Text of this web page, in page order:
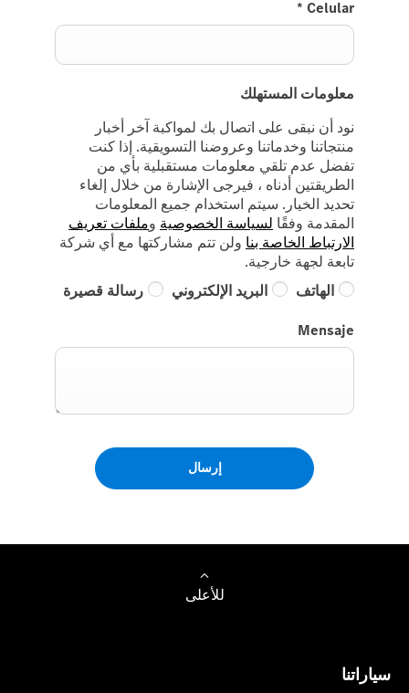
Celular
*
معلومات المستهلك
نود أن نبقى على اتصال بك لمواكبة آخر أخبار
منتجاتنا وخدماتنا وعروضنا التسويقية. إذا كنت
تفضل عدم تلقي معلومات مستقبلية بأي من
الطريقتين أدناه ، فيرجى الإشارة من خلال إلغاء
تحديد الخيار. سيتم استخدام جميع المعلومات
المقدمة وفقًا لسياسة الخصوصية وملفات تعريف
الارتباط الخاصة بنا ولن تتم مشاركتها مع أي شركة
تابعة لجهة خارجية.
الهاتف
البريد الإلكتروني رسالة قصيرة
Mensaje
إرسال
للأعلى
سياراتنا